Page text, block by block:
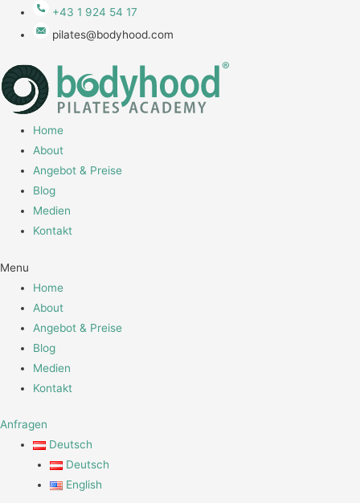
+43 1 924 54 17
pilates@bodyhood.com
Home
About
Angebot & Preise
Blog
Medien
Kontakt
Menu
Home
About
Angebot & Preise
Blog
Medien
Kontakt
Anfragen
Deutsch
Deutsch
English